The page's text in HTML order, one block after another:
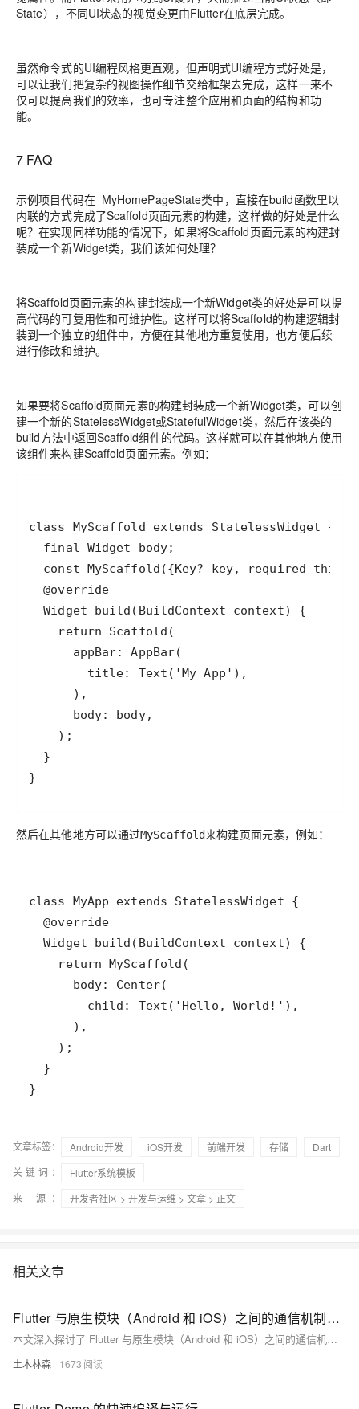
State），不同UI状态的视觉变更由Flutter在底层完成。
虽然命令式的UI编程风格更直观，但声明式UI编程方式好处是，
可以让我们把复杂的视图操作细节交给框架去完成，这样一来不
仅可以提高我们的效率，也可专注整个应用和页面的结构和功
能。
7 FAQ
示例项目代码在_MyHomePageState类中，直接在build函数里以
内联的方式完成了Scaffold页面元素的构建，这样做的好处是什么
呢？在实现同样功能的情况下，如果将Scaffold页面元素的构建封
装成一个新Widget类，我们该如何处理？
将Scaffold页面元素的构建封装成一个新Widget类的好处是可以提
高代码的可复用性和可维护性。这样可以将Scaffold的构建逻辑封
装到一个独立的组件中，方便在其他地方重复使用，也方便后续
进行修改和维护。
如果要将Scaffold页面元素的构建封装成一个新Widget类，可以创
建一个新的StatelessWidget或StatefulWidget类，然后在该类的
build方法中返回Scaffold组件的代码。这样就可以在其他地方使用
该组件来构建Scaffold页面元素。例如：
然后在其他地方可以通过MyScaffold来构建页面元素，例如：
文章标签： Android开发 iOS开发 前端开发 存储
Dart
关键词：
Flutter系统模板
来 源：
开发者社区 > 开发与运维 > 文章 > 正文
相关文章
Flutter 与原生模块（Android 和 iOS）之间的通信机制，包括方法调用、事件传递等，分析了通信的必要性、主要方式、数据传递、性能优化及错误处理，并通过实际案例展示了其应用效果，展望了未来的发展趋势
本文深入探讨了 Flutter 与原生模块（Android 和 iOS）之间的通信机制，包括方法调用、事件传递等，分析了通信的必要性、主要方式、数据传递、性能优化及错误处理，并通过实际案例展示了其应用效果，展望了未来的发展趋势。这对于实现高效的跨平台移动应用开发具有重要指导意义。
土木林森 1673